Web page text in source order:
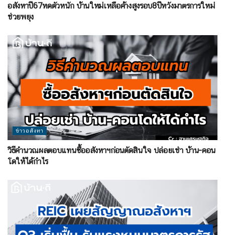
อสังหาปี67หดตัวหนัก บ้านใหม่เหลือค้างสูงรอบ8ปีหวังมาตรการใหม่
ช่วยพยุง
ข่าวอสังหา
วิธีคำนวณผลตอบแทนซื้ออสังหาฯก่อนตัดสินใจ ปล่อยเช่า บ้าน-คอน
โดให้ได้กำไร